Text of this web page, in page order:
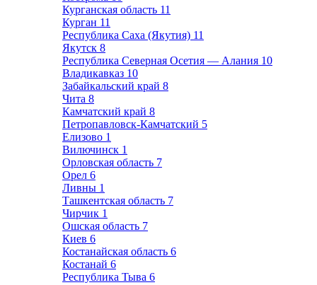
Курганская область 11
Курган 11
Республика Саха (Якутия) 11
Якутск 8
Республика Северная Осетия — Алания 10
Владикавказ 10
Забайкальский край 8
Чита 8
Камчатский край 8
Петропавловск-Камчатский 5
Елизово 1
Вилючинск 1
Орловская область 7
Орел 6
Ливны 1
Ташкентская область 7
Чирчик 1
Ошская область 7
Киев 6
Костанайская область 6
Костанай 6
Республика Тыва 6